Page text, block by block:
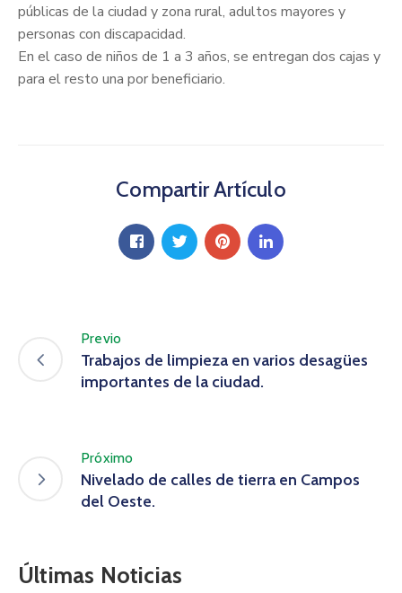
públicas de la ciudad y zona rural, adultos mayores y
personas con discapacidad.
En el caso de niños de 1 a 3 años, se entregan dos cajas y
para el resto una por beneficiario.
Compartir Artículo
Previo
Trabajos de limpieza en varios desagües
importantes de la ciudad.
Próximo
Nivelado de calles de tierra en Campos
del Oeste.
Últimas Noticias